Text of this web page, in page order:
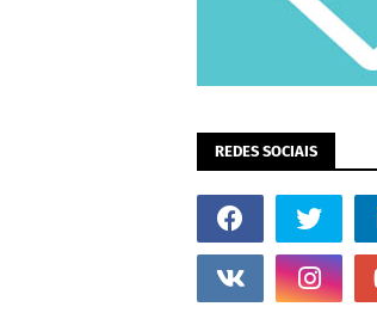
REDES SOCIAIS